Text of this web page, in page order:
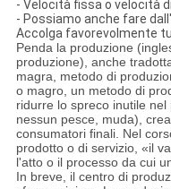
- Velocità fissa o velocità
- Possiamo anche fare
Accolga favorevolmente
Penda la produzione
produzione), anche
magra, metodo di
o magro, un metodo di
ridurre lo spreco inutile
nessun pesce, muda),
consumatori finali. Nel
prodotto o di servizio, «il
l'atto o il processo da cui
In breve, il centro di